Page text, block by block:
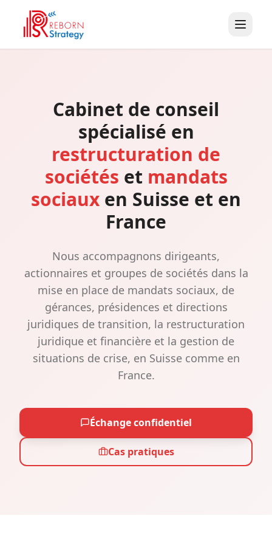
Cabinet de conseil
spécialisé en
restructuration de
sociétés et mandats
sociaux en Suisse et en
France
Nous accompagnons dirigeants,
actionnaires et groupes de sociétés dans la
mise en place de mandats sociaux, de
gérances, présidences et directions
juridiques de transition, la restructuration
juridique et financière et la gestion de
situations de crise, en Suisse comme en
France.
Échange confidentiel
Cas pratiques